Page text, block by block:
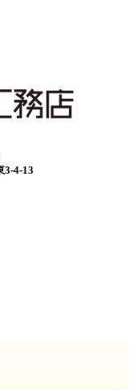
3-4-13